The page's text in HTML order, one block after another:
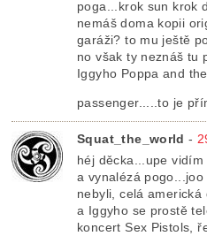
poga...krok sun krok
nemáš doma kopii
garáži? to mu ještě
no však ty neznáš tu
Iggyho Poppa and
passenger.....to je
Squat_the_world -
héj děcka...upe
a vynalézá
nebyli, celá
a Iggyho se prostě
koncert Sex Pistols,